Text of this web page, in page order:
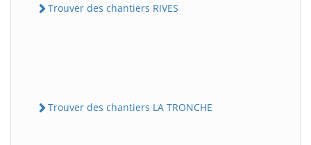
Trouver des chantiers RIVES
Trouver des chantiers LA TRONCHE